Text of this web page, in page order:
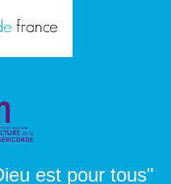
est pour tous"